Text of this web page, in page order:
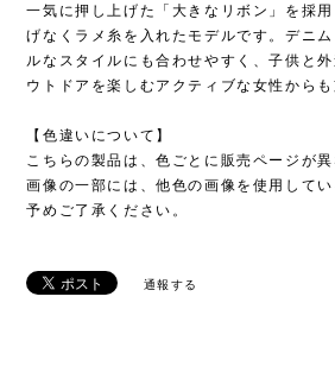
一気に押し上げた「大きなリボン」を採
げなくラメ糸を入れたモデルです。デニ
ルなスタイルにも合わせやすく、子供と
ウトドアを楽しむアクティブな女性からも
【色違いについて】
こちらの製品は、色ごとに販売ページが
画像の一部には、他色の画像を使用してい
予めご了承ください。
通報する